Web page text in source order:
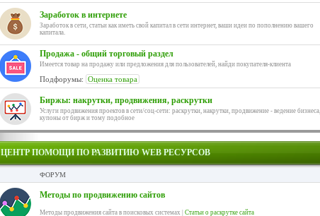
Заработок в интернете
Заработок в сети, статьи как иметь свой капитал в сети интернет, ваши идеи по пополнению вашего
капитала.
Продажа - общий торговый раздел
Имеется товар на продажу или предложения для пользователей, найди покупателя-клиента
Подфорумы: Оценка товара
Биржы: накрутки, продвижения, раскрутки
Услуги продвижения проектов в сети/соц-сети: раскрутки, накрутки, продвижение - ведение бизнеса,
купоны от бирж и тому подобное
ЦЕНТР ПОМОЩИ ПО РАЗВИТИЮ WEB РЕСУРСОВ
ФОРУМ
Методы по продвижению сайтов
Методы продвижения сайта в поисковых системах | Статьи о раскрутке сайта